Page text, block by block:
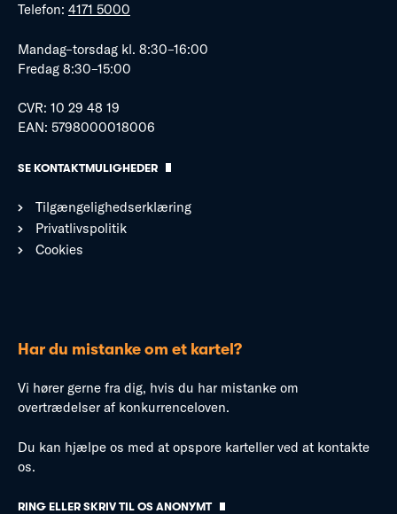
Telefon: 4171 5000
Mandag–torsdag kl. 8:30–16:00
Fredag 8:30–15:00
CVR: 10 29 48 19
EAN: 5798000018006
SE KONTAKTMULIGHEDER
Tilgængelighedserklæring
Privatlivspolitik
Cookies
Har du mistanke om et kartel?
Vi hører gerne fra dig, hvis du har mistanke om
overtrædelser af konkurrenceloven.
Du kan hjælpe os med at opspore karteller ved at kontakte
os.
RING ELLER SKRIV TIL OS ANONYMT